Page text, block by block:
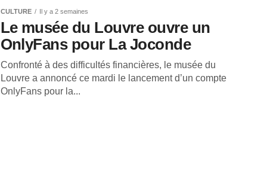
CULTURE Il y a 2 semaines
Le musée du Louvre ouvre un
OnlyFans pour La Joconde
Confronté à des difficultés financières, le musée du
Louvre a annoncé ce mardi le lancement d’un compte
OnlyFans pour la...